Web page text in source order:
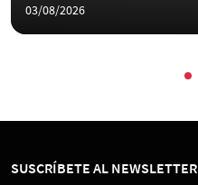
03/08/2026
SUSCRÍBETE AL NEWSLETTER